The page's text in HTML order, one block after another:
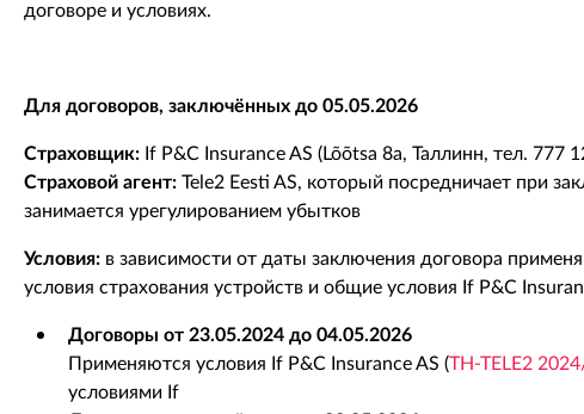
договоре и условиях.
Для договоров, заключённых до 05.05.2026
Страховщик: If P&C Insurance AS (Lõõtsa 8a, Таллинн, тел. 777
Страховой агент: Tele2 Eesti AS, который посредничает при
занимается урегулированием убытков
Условия: в зависимости от даты заключения договора
условия страхования устройств и общие условия If P&C
Договоры от 23.05.2024 до 04.05.2026
Применяются условия If P&C Insurance AS (TH-TELE2
условиями If